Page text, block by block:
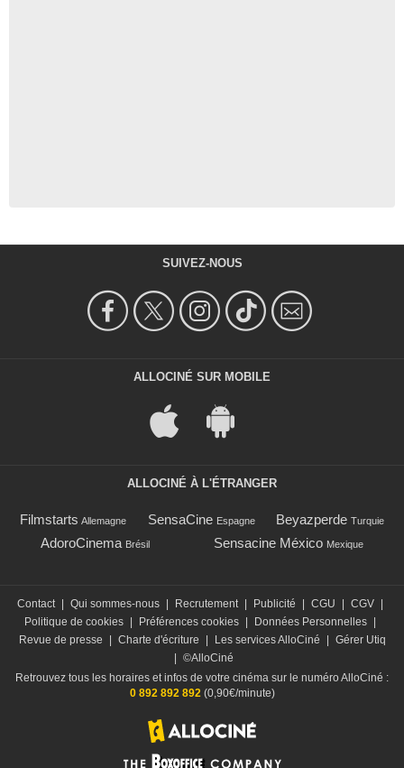
SUIVEZ-NOUS
ALLOCINÉ SUR MOBILE
ALLOCINÉ À L'ÉTRANGER
Filmstarts Allemagne SensaCine Espagne Beyazperde Turquie
AdoroCinema Brésil Sensacine México Mexique
Contact | Qui sommes-nous | Recrutement | Publicité | CGU | CGV |
Politique de cookies | Préférences cookies | Données Personnelles |
Revue de presse
| Charte d'écriture | Les services AlloCiné | Gérer Utiq
| ©AlloCiné
Retrouvez tous les horaires et infos de votre cinéma sur le numéro AlloCiné :
0 892 892 892 (0,90€/minute)